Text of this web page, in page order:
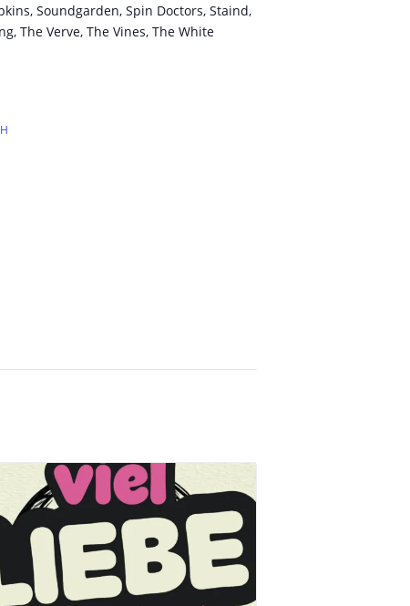
Soundgarden, Spin Doctors, Staind,
The Verve, The Vines, The White